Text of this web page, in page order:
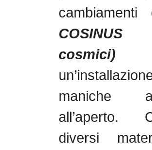
cosmici)
maniche
all’aperto.
diversi